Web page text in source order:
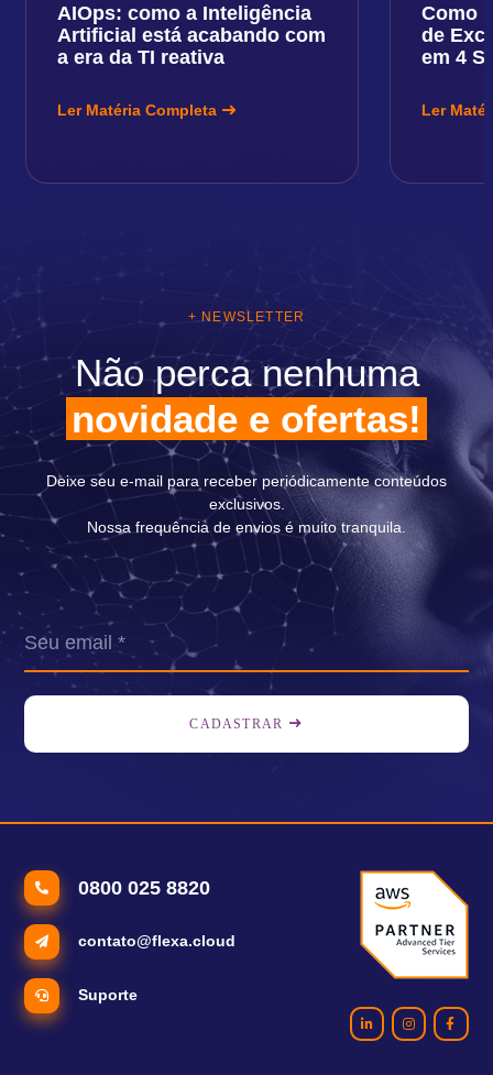
AIOps: como a Inteligência
Artificial está acabando com
a era da TI reativa
Ler Matéria Completa
Como
de
em 4
Ler
+ NEWSLETTER
Não perca nenhuma
novidade e ofertas!
Deixe seu e-mail para receber periódicamente conteúdos
exclusivos.
Nossa frequência de envios é muito tranquila.
CADASTRAR
0800 025 8820
contato@flexa.cloud
Suporte